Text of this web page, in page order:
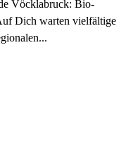
Vöcklabruck: Bio-
Dich warten vielfältige